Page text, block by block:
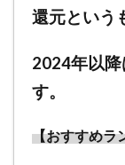
を利
用す
に
必ず
ント
還元という
2024年以
す。
【おすすめラ